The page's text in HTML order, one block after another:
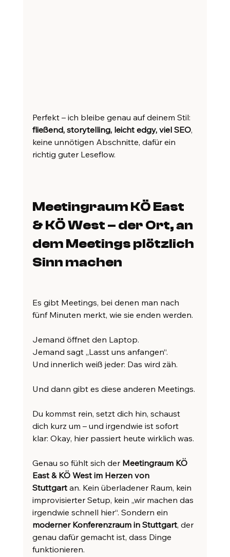
Perfekt – ich bleibe genau auf deinem Stil:
fließend, storytelling, leicht edgy, viel SEO,
keine unnötigen Abschnitte, dafür ein
richtig guter Leseflow.
Meetingraum KÖ East
& KÖ West – der Ort, an
dem Meetings plötzlich
Sinn machen
Es gibt Meetings, bei denen man nach
fünf Minuten merkt, wie sie enden werden.
Jemand öffnet den Laptop.
Jemand sagt „Lasst uns anfangen“.
Und innerlich weiß jeder: Das wird zäh.
Und dann gibt es diese anderen Meetings.
Du kommst rein, setzt dich hin, schaust
dich kurz um – und irgendwie ist sofort
klar: Okay, hier passiert heute wirklich was.
Genau so fühlt sich der Meetingraum KÖ
East & KÖ West im Herzen von
Stuttgart an. Kein überladener Raum, kein
improvisierter Setup, kein „wir machen das
irgendwie schnell hier“. Sondern ein
moderner Konferenzraum in Stuttgart, der
genau dafür gemacht ist, dass Dinge
funktionieren.